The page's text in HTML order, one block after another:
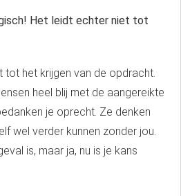
Het leidt echter niet tot
tot het krijgen van de opdracht.
heel blij met de aangereikte
je oprecht. Ze denken
wel verder kunnen zonder jou.
is, maar ja, nu is je kans